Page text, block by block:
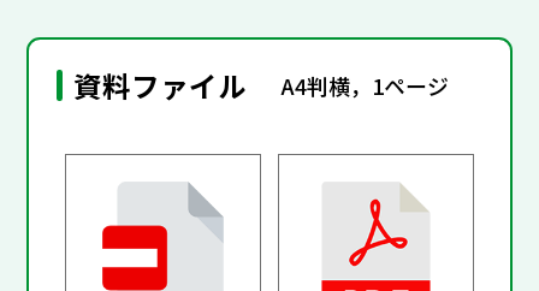
資料ファイル A4判横，1ページ